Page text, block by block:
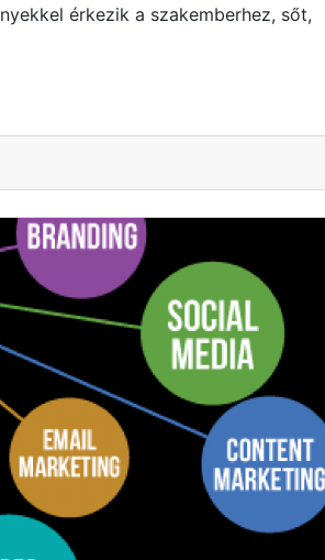
érkezik a szakemberhez, sőt,